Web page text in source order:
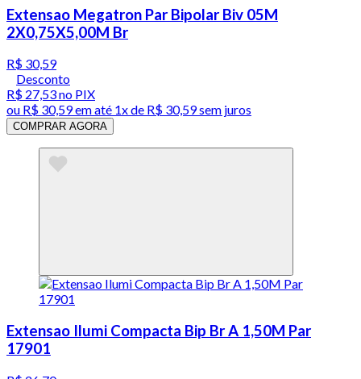
Extensao Megatron Par Bipolar Biv 05M
2X0,75X5,00M Br
R$ 30,59
Desconto
R$ 27,53no PIX
ou R$ 30,59em até 1x de R$ 30,59sem juros
COMPRAR AGORA
Extensao Ilumi Compacta Bip Br A 1,50M Par
17901